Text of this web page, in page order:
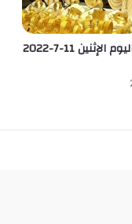
أسعار الذهب اليوم الإثنين 11-7-2022